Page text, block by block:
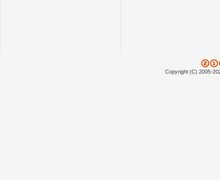
Copyright (C) 2005-